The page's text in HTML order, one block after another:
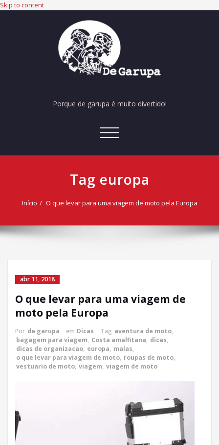
Skip to content
Porque de garupa é muito divertido!
Alternar
Tag europa
Início O que levar para uma viagem de moto pela Europa
abr 11, 2018
O que levar para uma viagem de
moto pela Europa
Por de garupa em Dicas Tag aventura de moto,
bagagem para viagem, Costa amalfitana, dicas,
dicas de organizacao, europa, malas,
o que levar para viagem de moto, roupas de moto,
vestuario de moto, viagem, viagem de moto